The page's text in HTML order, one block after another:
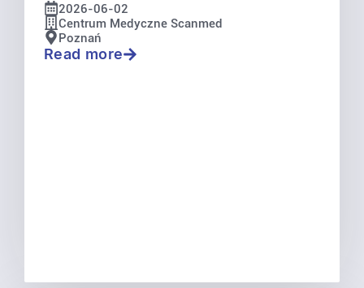
2026-06-02
Centrum Medyczne Scanmed
Poznań
Read more